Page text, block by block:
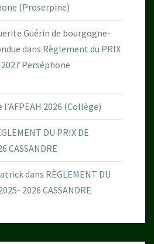
(Proserpine)
Guérin de bourgogne-
dans Règlement du PRIX
2027 Perséphone
l’AFPEAH 2026 (Collège)
DU PRIX DE
CASSANDRE
dans RÈGLEMENT DU
2026 CASSANDRE